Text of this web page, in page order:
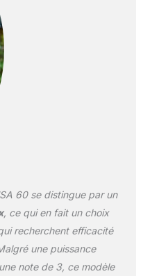
pour une
exceptionnelle
optimal des
Conception
en forme de
assurant une
ferme et précise
la coupe Confort
les positions
sans fil
alimentation par
vitesse de 3000
60 se distingue par un
, ce qui en fait un choix
recherchent efficacité
une puissance
note de 3, ce modèle